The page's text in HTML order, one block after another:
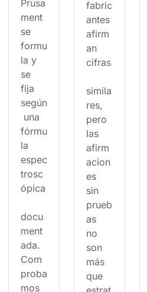
Prusa
ment
se
formu
la y
se
fija
según
una
fórmu
la
espec
trosc
ópica
docu
ment
ada.
Com
proba
mos
fabric
antes
afirm
an
cifras
simila
res,
pero
las
afirm
acion
es
sin
prueb
as
no
son
más
que